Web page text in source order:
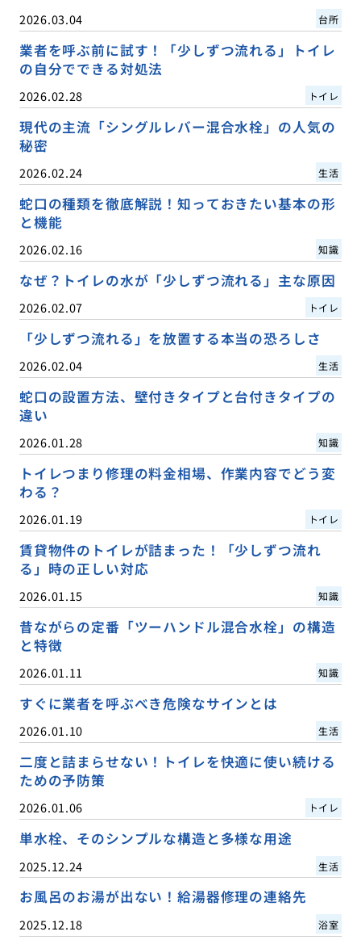
2026.03.04 台所
業者を呼ぶ前に試す！「少しずつ流れる」トイレ
の自分でできる対処法
2026.02.28 トイレ
現代の主流「シングルレバー混合水栓」の人気の
秘密
2026.02.24 生活
蛇口の種類を徹底解説！知っておきたい基本の形
と機能
2026.02.16 知識
なぜ？トイレの水が「少しずつ流れる」主な原因
2026.02.07 トイレ
「少しずつ流れる」を放置する本当の恐ろしさ
2026.02.04 生活
蛇口の設置方法、壁付きタイプと台付きタイプの
違い
2026.01.28 知識
トイレつまり修理の料金相場、作業内容でどう変
わる？
2026.01.19 トイレ
賃貸物件のトイレが詰まった！「少しずつ流れ
る」時の正しい対応
2026.01.15 知識
昔ながらの定番「ツーハンドル混合水栓」の構造
と特徴
2026.01.11 知識
すぐに業者を呼ぶべき危険なサインとは
2026.01.10 生活
二度と詰まらせない！トイレを快適に使い続ける
ための予防策
2026.01.06 トイレ
単水栓、そのシンプルな構造と多様な用途
2025.12.24 生活
お風呂のお湯が出ない！給湯器修理の連絡先
2025.12.18 浴室